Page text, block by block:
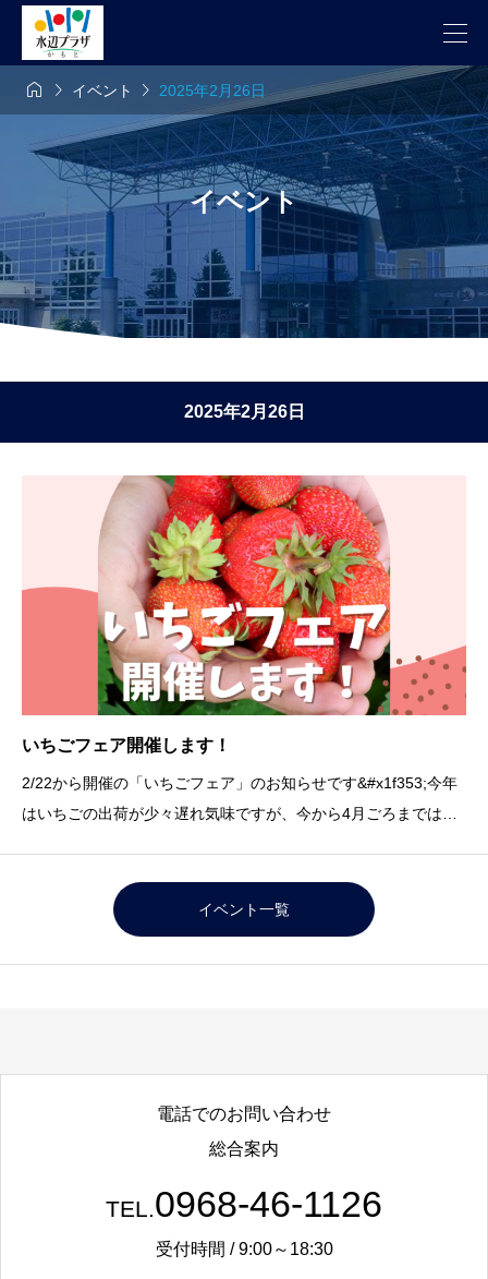
  イベント  2025年2月26日
イベント
2025年2月26日
いちごフェア開催します！
2/22から開催の「いちごフェア」のお知らせです&#x1f353;今年
はいちごの出荷が少々遅れ気味ですが、今から4月ごろまではた
していただいた方へクイズ用紙をお
イベント一覧
電話でのお問い合わせ
総合案内
TEL.0968-46-1126
受付時間 / 9:00～18:30